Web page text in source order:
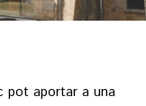
pot aportar a una